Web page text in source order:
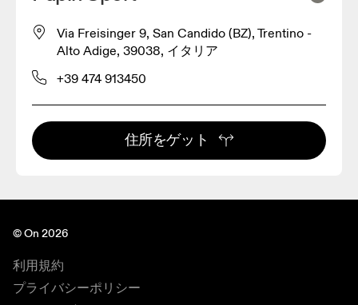
Via Freisinger 9, San Candido (BZ), Trentino -
Alto Adige, 39038, イタリア
+39 474 913450
住所をゲット
© On 2026
利用規約
プライバシーポリシー